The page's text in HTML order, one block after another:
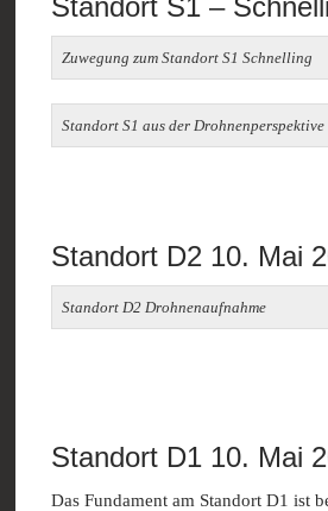
Standort S1 –
Zuwegung zum Standort S1 Schnelling
Standort S1 aus der Drohnenperspektive
Standort D2 10. Mai
Standort D2 Drohnenaufnahme
Standort D1 10. Mai
Das Fundament am Standort D1 ist